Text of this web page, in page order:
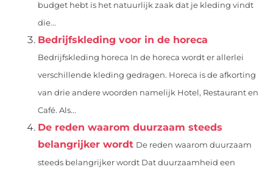
budget hebt is het natuurlijk zaak dat je kleding vindt
die...
Bedrijfskleding voor in de horeca
Bedrijfskleding horeca In de horeca wordt er allerlei
verschillende kleding gedragen. Horeca is de afkorting
van drie andere woorden namelijk Hotel, Restaurant en
Café. Als...
De reden waarom duurzaam steeds
belangrijker wordt De reden waarom duurzaam
steeds belangrijker wordt Dat duurzaamheid een